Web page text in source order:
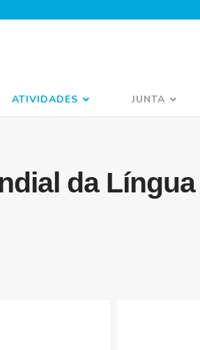
ATIVIDADES JUNTA
da Língua